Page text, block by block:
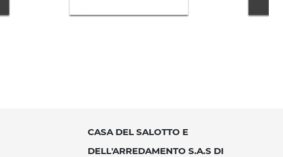
CASA DEL SALOTTO E
DELL'ARREDAMENTO S.A.S DI